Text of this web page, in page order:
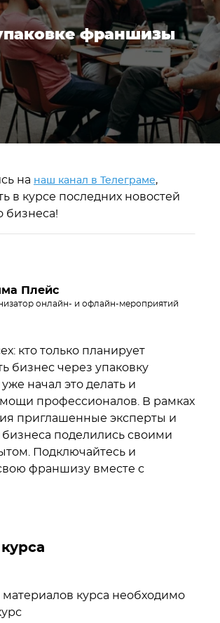
франшизы
на наш канал в Телеграме,
в курсе последних новостей
бизнеса!
Плейс
онлайн- и офлайн-мероприятий
кто только планирует
бизнес через упаковку
начал это делать и
профессионалов. В рамках
приглашенные эксперты и
бизнеса поделились своими
Подключайтесь и
франшизу вместе с
курса необходимо